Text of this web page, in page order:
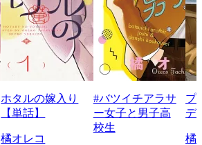
ホタルの嫁入り
【単話】
橘オレコ
#バツイチアラサ
ー女子と男子高
校生
プ
デ
橘